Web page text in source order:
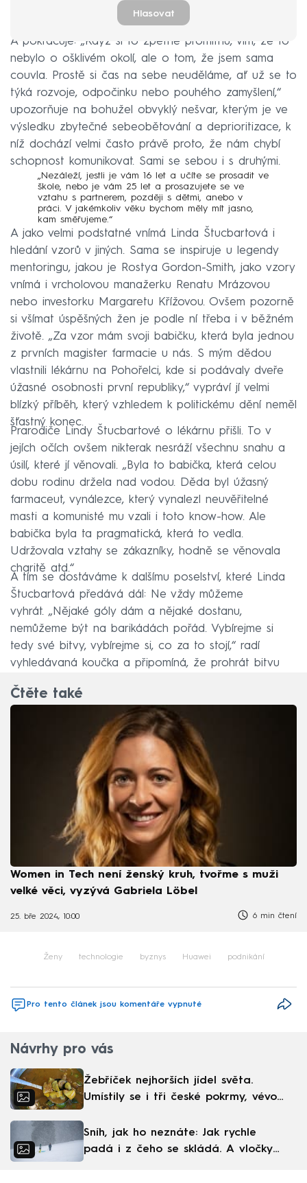
Hlasovat
A pokračuje: „Když si to zpětně promítnu, vím, že to
nebylo o ošklivém okolí, ale o tom, že jsem sama
couvla. Prostě si čas na sebe neuděláme, ať už se to
týká rozvoje, odpočinku nebo pouhého zamyšlení,“
upozorňuje na bohužel obvyklý nešvar, kterým je ve
výsledku zbytečné sebeobětování a deprioritizace, k
níž dochází velmi často právě proto, že nám chybí
schopnost komunikovat. Sami se sebou i s druhými.
„Nezáleží, jestli je vám 16 let a učíte se prosadit ve
škole, nebo je vám 25 let a prosazujete se ve
vztahu s partnerem, později s dětmi, anebo v
práci. V jakémkoliv věku bychom měly mít jasno,
kam směřujeme.“
A jako velmi podstatné vnímá Linda Štucbartová i
hledání vzorů v jiných. Sama se inspiruje u legendy
mentoringu, jakou je Rostya Gordon-Smith, jako vzory
vnímá i vrcholovou manažerku Renatu Mrázovou
nebo investorku Margaretu Křížovou. Ovšem pozorně
si všímat úspěšných žen je podle ní třeba i v běžném
životě. „Za vzor mám svoji babičku, která byla jednou
z prvních magister farmacie u nás. S mým dědou
vlastnili lékárnu na Pohořelci, kde si podávaly dveře
úžasné osobnosti první republiky,“ vypráví jí velmi
blízký příběh, který vzhledem k politickému dění neměl
šťastný konec.
Prarodiče Lindy Štucbartové o lékárnu přišli. To v
jejích očích ovšem nikterak nesráží všechnu snahu a
úsilí, které jí věnovali. „Byla to babička, která celou
dobu rodinu držela nad vodou. Děda byl úžasný
farmaceut, vynálezce, který vynalezl neuvěřitelné
masti a komunisté mu vzali i toto know-how. Ale
babička byla ta pragmatická, která to vedla.
Udržovala vztahy se zákazníky, hodně se věnovala
charitě atd.“
A tím se dostáváme k dalšímu poselství, které Linda
Štucbartová předává dál: Ne vždy můžeme
vyhrát. „Nějaké góly dám a nějaké dostanu,
nemůžeme být na barikádách pořád. Vybírejme si
tedy své bitvy, vybírejme si, co za to stojí,“ radí
vyhledávaná koučka a připomíná, že prohrát bitvu
Čtěte také
Women in Tech není ženský kruh, tvořme s muži
velké věci, vyzývá Gabriela Löbel
25. bře 2024, 10:00 6 min čtení
Ženy technologie byznys Huawei podnikání
Pro tento článek jsou komentáře vypnuté
Návrhy pro vás
Žebříček nejhorších jídel světa.
Umístily se i tři české pokrmy, vévodí
Sníh, jak ho neznáte: Jak rychle
padá i z čeho se skládá. A vločky